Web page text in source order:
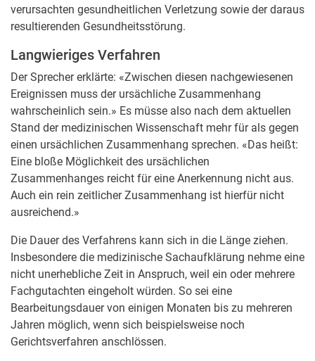
verursachten gesundheitlichen Verletzung sowie der daraus
resultierenden Gesundheitsstörung.
Langwieriges Verfahren
Der Sprecher erklärte: «Zwischen diesen nachgewiesenen
Ereignissen muss der ursächliche Zusammenhang
wahrscheinlich sein.» Es müsse also nach dem aktuellen
Stand der medizinischen Wissenschaft mehr für als gegen
einen ursächlichen Zusammenhang sprechen. «Das heißt:
Eine bloße Möglichkeit des ursächlichen
Zusammenhanges reicht für eine Anerkennung nicht aus.
Auch ein rein zeitlicher Zusammenhang ist hierfür nicht
ausreichend.»
Die Dauer des Verfahrens kann sich in die Länge ziehen.
Insbesondere die medizinische Sachaufklärung nehme eine
nicht unerhebliche Zeit in Anspruch, weil ein oder mehrere
Fachgutachten eingeholt würden. So sei eine
Bearbeitungsdauer von einigen Monaten bis zu mehreren
Jahren möglich, wenn sich beispielsweise noch
Gerichtsverfahren anschlössen.